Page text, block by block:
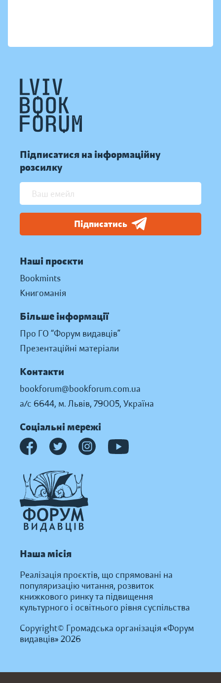
Підписатися на інформаційну
розсилку
Підписатись
Наші проєкти
Bookmints
Книгоманія
Більше інформації
Про ГО “Форум видавців”
Презентаційні матеріали
Контакти
bookforum@bookforum.com.ua
а/с 6644, м. Львів, 79005, Україна
Соціальні мережі
Наша місія
Реалізація проєктів, що спрямовані на
популяризацію читання, розвиток
книжкового ринку та підвищення
культурного і освітнього рівня суспільства
Copyright© Громадська організація «Форум
видавців» 2026